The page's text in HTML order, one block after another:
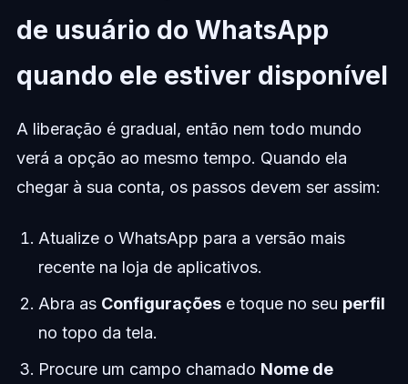
de usuário do WhatsApp
quando ele estiver disponível
A liberação é gradual, então nem todo mundo
verá a opção ao mesmo tempo. Quando ela
chegar à sua conta, os passos devem ser assim:
Atualize o WhatsApp para a versão mais
recente na loja de aplicativos.
Abra as Configuraçõese toque no seu perfil
no topo da tela.
Procure um campo chamado Nome de